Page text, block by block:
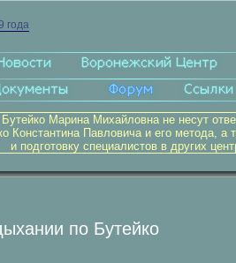
года
Марина Михайловна не несут
Константина Павловича и его метода, а
и подготовку специалистов в других
по Бутейко